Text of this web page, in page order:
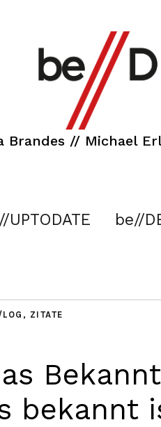
Brandes // Michael
UPTODATE be//
, ZITATE
bekannt